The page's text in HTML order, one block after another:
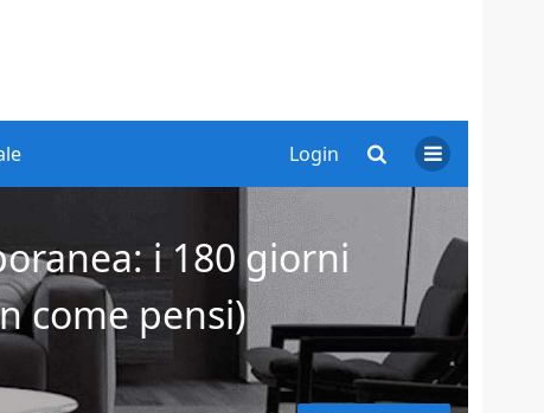
Login
i 180 giorni
come pensi)